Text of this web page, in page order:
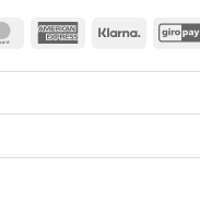
MasterCard American
Klarna